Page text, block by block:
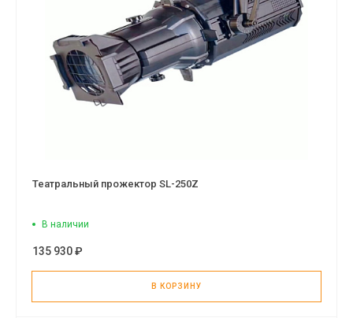
Театральный прожектор SL-250Z
В наличии
135 930 ₽
В КОРЗИНУ